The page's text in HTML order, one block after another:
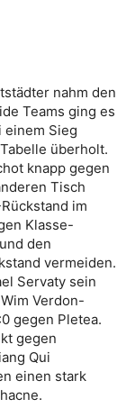
nahm den
Teams ging es
einem Sieg
überholt.
knapp gegen
Tisch
im
Klasse-
den
vermeiden.
Servaty sein
Verdon-
gegen Pletea.
gegen
Qui
einen stark